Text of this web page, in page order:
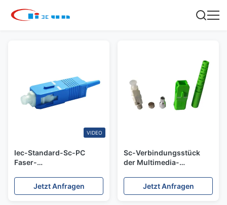
VIDEO
Iec-Standard-Sc-PC
Faser-
Verbindungsstücke für
0.9/2.0/3.0mm Faser-
Jetzt Anfragen
Sc-Verbindungsstück
der Multimedia-
Verbindungskabel-
Verbindungsstück-APC
Jetzt Anfragen